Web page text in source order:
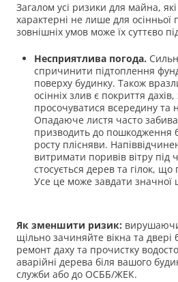
Загалом усі ризики для майна,
характерні не лише для осінньої
зовнішніх умов може їх суттєво
Несприятлива погода.
спричинити підтоплення
поверху будинку. Також
осінніх злив є покриття
просочуватися всередину та
Опадаюче листя часто
призводить до пошкодження
росту плісняви.
витримати поривів вітру під
стосується дерев та гілок,
Усе це може завдати значної
Як зменшити ризик:
щільно зачиняйте вікна та двері
ремонт даху та прочистку
аварійні дерева біля вашого
служби або до ОСББ/ЖЕК.